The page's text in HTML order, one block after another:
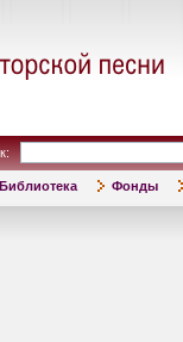
Библиотека Фонды